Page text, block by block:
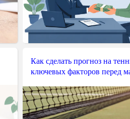
Как сделать прогноз на
ключевых факторов перед